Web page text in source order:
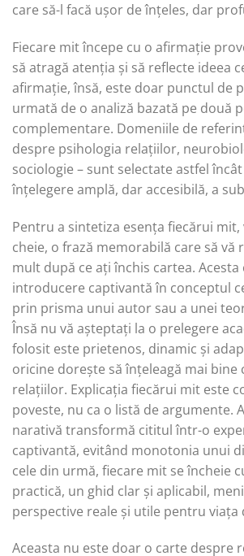
care să-l facă ușor de înțeles, dar
Fiecare mit începe cu o afirmație
să atragă atenția și să reflecte ideea
afirmație, însă, este doar punctul de
urmată de o analiză bazată pe două
complementare. Domeniile de
despre psihologia relațiilor,
sociologie – sunt selectate astfel
înțelegere amplă, dar accesibilă, a
Pentru a sintetiza esența fiecărui
cheie, o frază memorabilă care să vă
mult după ce ați închis cartea.
introducere captivantă în conceptul
prin prisma unui autor sau a unei
Însă nu vă așteptați la o prelegere
folosit este prietenos, dinamic și
oricine dorește să înțeleagă mai bine
relațiilor. Explicația fiecărui mit este
poveste, nu ca o listă de argumente.
narativă transformă cititul într-o
captivantă, evitând monotonia unui
cele din urmă, fiecare mit se încheie
practică, un ghid clar și aplicabil,
perspective reale și utile pentru viața
Aceasta nu este doar o carte despre